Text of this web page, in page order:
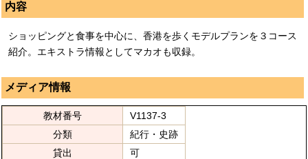
内容
ショッピングと食事を中心に、香港を歩くモデルプランを３コース
紹介。エキストラ情報としてマカオも収録。
メディア情報
教材番号
V1137-3
分類
紀行・史跡
貸出
可